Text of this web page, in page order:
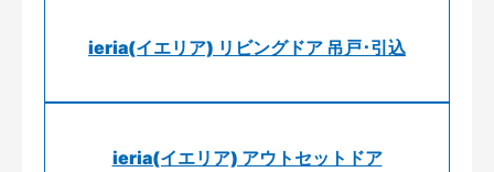
ieria(イエリア) リビングドア 吊戸･引込
ieria(イエリア) アウトセットドア